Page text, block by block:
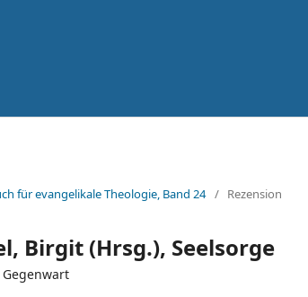
für evangelikale Theologie, Band 24 / Rezension
Birgit (Hrsg.), Seelsorge